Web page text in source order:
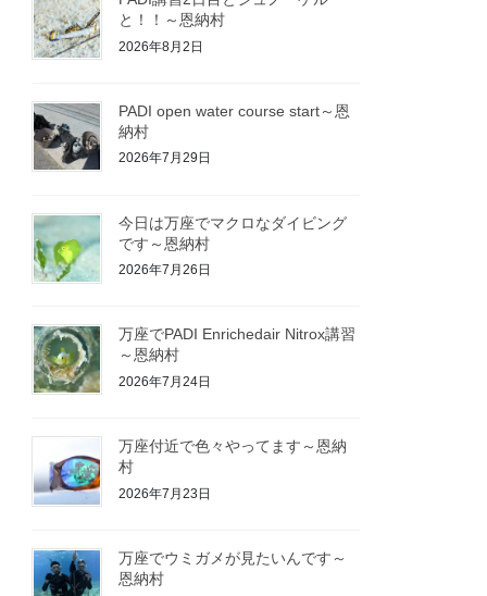
と！！～恩納村
2026年8月2日
PADI open water course start～恩
納村
2026年7月29日
今日は万座でマクロなダイビング
です～恩納村
2026年7月26日
万座でPADI Enrichedair Nitrox講習
～恩納村
2026年7月24日
万座付近で色々やってます～恩納
村
2026年7月23日
万座でウミガメが見たいんです～
恩納村